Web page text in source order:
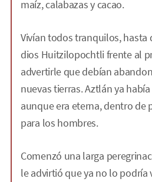
maíz, calabazas y cacao.
Vivían todos tranquilos, hasta
dios Huitzilopochtli frente al
advertirle que debían
nuevas tierras. Aztlán ya
aunque era eterna, dentro de
para los hombres.
Comenzó una larga
le advirtió que ya no lo podría